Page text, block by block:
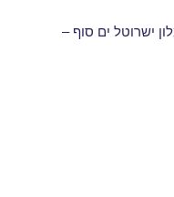
ישרוטל ים סוף –